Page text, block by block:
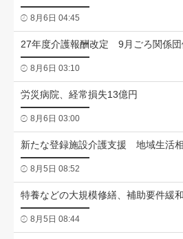
8月6日 04:45
27年度介護報酬改定 9月ごろ関係団
8月6日 03:10
労災病院、経常損失13億円
8月6日 03:00
新たな登録施設介護支援 地域生活
8月5日 08:52
特養などの大規模修繕、補助要件緩
8月5日 08:44